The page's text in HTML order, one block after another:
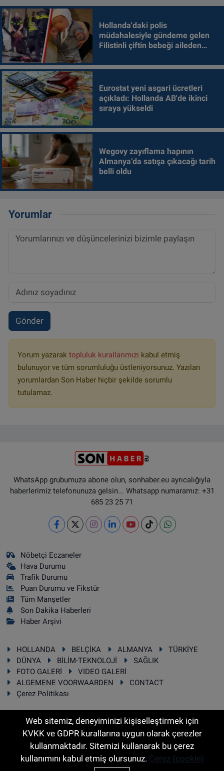
Hollanda'daki polis
müdahalesiyle gündeme gelen
Filistinli çiftin bebeği aileden
Eurostat yeni asgari ücretleri
açıkladı: Hollanda AB'de ikinci
sıraya yükseldi
Wegovy zayıflama hapının
Almanya’da satışa çıkacağı tarih
belli oldu
Yorumlar
Gönder
Yorum yazarak topluluk kurallarımızı kabul etmiş
bulunuyor ve tüm sorumluluğu üstleniyorsunuz. Yazılan
yorumlardan Son Haber hiçbir şekilde sorumlu
tutulamaz.
WhatsApp grubumuza abone olun, sonhaber.eu ayrıcalığıyla
haberlerimiz telefonunuza gelsin... Whatsapp numaramız: +31
685 23 25 71
Nöbetçi Eczaneler
Hava Durumu
Trafik Durumu
Puan Durumu ve Fikstür
Tüm Manşetler
Son Dakika Haberleri
Haber Arşivi
HOLLANDA BELÇİKA ALMANYA
TÜRKİYE
DÜNYA
BİLİM-TEKNOLOJİ
SAĞLIK
FOTO GALERİ
VIDEO GALERİ
ALGEMENE VOORWAARDEN
CONTACT
Çerez Politikası
RSS Copyright © 2025 Sonhaber.eu Her hakkı saklıdır.
Web sitemiz, deneyiminizi kişiselleştirmek için
KVKK ve GDPR kurallarına uygun olarak çerezler
kullanmaktadır. Sitemizi kullanarak bu çerez
kullanımını kabul etmiş olursunuz. Çerez (cookie)